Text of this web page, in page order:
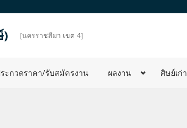
) [นครราชสีมา เขต 4]
ะกวดราคา/รับสมัครงาน ผลงาน ศิษย์เก่า